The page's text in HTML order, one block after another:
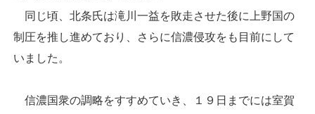
同じ頃、北条氏は滝川一益を敗走させた後に上野国の
制圧を推し進めており、さらに信濃侵攻をも目前にして
いました。
信濃国衆の調略をすすめていき、１９日までには室賀